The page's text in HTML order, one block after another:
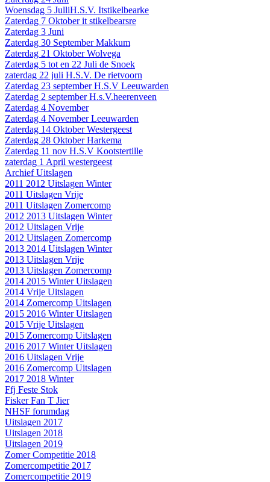
Woensdag 5 JulliH.S.V. Itstikelbearke
Zaterdag 7 Oktober it stikelbearsre
Zaterdag 3 Juni
Zaterdag 30 September Makkum
Zaterdag 21 Oktober Wolvega
Zaterdag 5 tot en 22 Juli de Snoek
zaterdag 22 juli H.S.V. De rietvoorn
Zaterdag 23 september H.S.V Leeuwarden
Zaterdag 2 september H.s.V.heerenveen
Zaterdag 4 November
Zaterdag 4 November Leeuwarden
Zaterdag 14 Oktober Westergeest
Zaterdag 28 Oktober Harkema
Zaterdag 11 nov H.S.V Kootstertille
zaterdag 1 April westergeest
Archief Uitslagen
2011 2012 Uitslagen Winter
2011 Uitslagen Vrije
2011 Uitslagen Zomercomp
2012 2013 Uitslagen Winter
2012 Uitslagen Vrije
2012 Uitslagen Zomercomp
2013 2014 Uitslagen Winter
2013 Uitslagen Vrije
2013 Uitslagen Zomercomp
2014 2015 Winter Uitslagen
2014 Vrije Uitslagen
2014 Zomercomp Uitslagen
2015 2016 Winter Uitslagen
2015 Vrije Uitslagen
2015 Zomercomp Uitslagen
2016 2017 Winter Uitslagen
2016 Uitslagen Vrije
2016 Zomercomp Uitslagen
2017 2018 Winter
Ffj Feste Stok
Fisker Fan T Jier
NHSF forumdag
Uitslagen 2017
Uitslagen 2018
Uitslagen 2019
Zomer Competitie 2018
Zomercompetitie 2017
Zomercompetitie 2019